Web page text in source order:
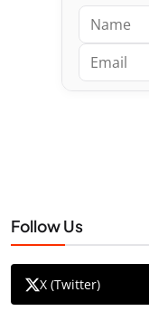
Follow Us
X (Twitter)